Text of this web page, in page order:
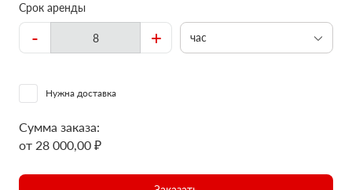
Срок аренды
- + час
Нужна доставка
Сумма заказа:
от 28 000,00 ₽